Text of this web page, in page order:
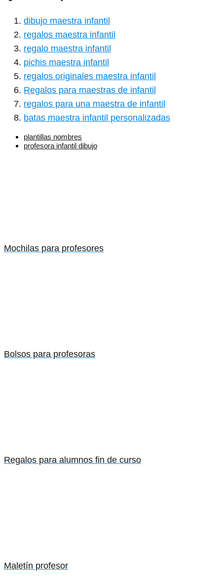
dibujo maestra infantil
regalos maestra infantil
regalo maestra infantil
pichis maestra infantil
regalos originales maestra infantil
Regalos para maestras de infantil
regalos para una maestra de infantil
batas maestra infantil personalizadas
plantillas nombres
profesora infantil dibujo
Mochilas para profesores
Bolsos para profesoras
Regalos para alumnos fin de curso
Maletín profesor